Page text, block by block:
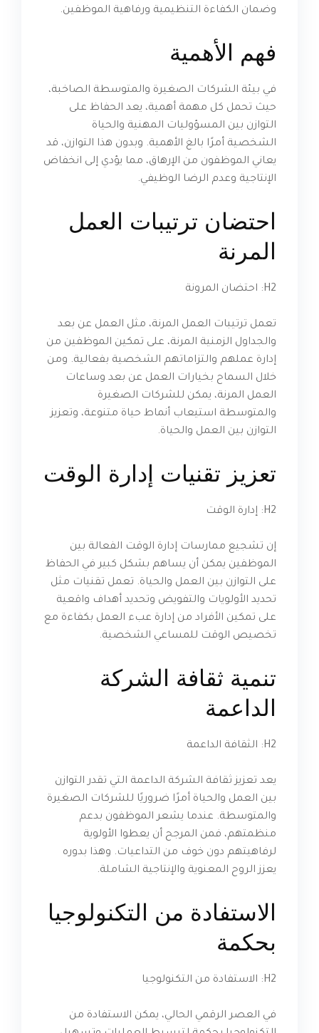
وضمان الكفاءة التنظيمية ورفاهية الموظفين.
فهم الأهمية
في بيئة الشركات الصغيرة والمتوسطة الصاخبة،
حيث تحمل كل مهمة أهمية، يعد الحفاظ على
التوازن بين المسؤوليات المهنية والحياة
الشخصية أمرًا بالغ الأهمية. وبدون هذا التوازن، قد
يعاني الموظفون من الإرهاق، مما يؤدي إلى انخفاض
الإنتاجية وعدم الرضا الوظيفي.
احتضان ترتيبات العمل
المرنة
H2: احتضان المرونة
تعمل ترتيبات العمل المرنة، مثل العمل عن بعد
والجداول الزمنية المرنة، على تمكين الموظفين من
إدارة عملهم والتزاماتهم الشخصية بفعالية. ومن
خلال السماح بخيارات العمل عن بعد وساعات
العمل المرنة، يمكن للشركات الصغيرة
والمتوسطة استيعاب أنماط حياة متنوعة، وتعزيز
التوازن بين العمل والحياة.
تعزيز تقنيات إدارة الوقت
H2: إدارة الوقت
إن تشجيع ممارسات إدارة الوقت الفعالة بين
الموظفين يمكن أن يساهم بشكل كبير في الحفاظ
على التوازن بين العمل والحياة. تعمل تقنيات مثل
تحديد الأولويات والتفويض وتحديد أهداف واقعية
على تمكين الأفراد من إدارة عبء العمل بكفاءة مع
تخصيص الوقت للمساعي الشخصية.
تنمية ثقافة الشركة
الداعمة
H2: الثقافة الداعمة
يعد تعزيز ثقافة الشركة الداعمة التي تقدر التوازن
بين العمل والحياة أمرًا ضروريًا للشركات الصغيرة
والمتوسطة. عندما يشعر الموظفون بدعم
منظمتهم، فمن المرجح أن يعطوا الأولوية
لرفاهيتهم دون خوف من التداعيات. وهذا بدوره
يعزز الروح المعنوية والإنتاجية الشاملة.
الاستفادة من التكنولوجيا
بحكمة
H2: الاستفادة من التكنولوجيا
في العصر الرقمي الحالي، يمكن الاستفادة من